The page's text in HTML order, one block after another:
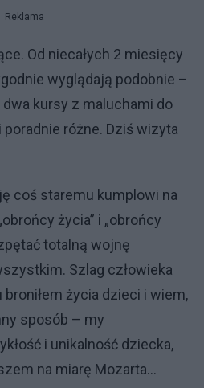
Reklama
Od niecałych 2 miesięcy
wyglądają podobnie –
kursy z maluchami do
poradnie różne. Dziś wizyta
coś staremu kumplowi na
życia” i „obrońcy
totalną wojnę
Szlag człowieka
życia dzieci i wiem,
sposób – my
i unikalność dziecka,
na miarę Mozarta…